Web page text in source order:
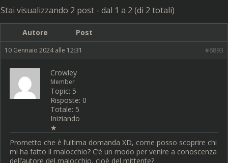
Stai visualizzando 2 post - dal 1 a 2 (di 2 totali)
Autore Post
10 Gennaio 2024 alle 12:31 #6893
Crowley
Member
Topic: 5
Risposte: 0
Totale: 5
Iniziando
★
Prometto che è l’ultima domanda XD, come posso scoprire chi
mi ha fatto il malocchio? C’è un modo per venire a conoscenza
dell’autore del malocchio, cioè del mittente?